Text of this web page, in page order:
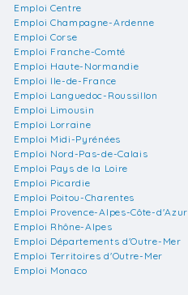
Emploi Centre
Emploi Champagne-Ardenne
Emploi Corse
Emploi Franche-Comté
Emploi Haute-Normandie
Emploi Ile-de-France
Emploi Languedoc-Roussillon
Emploi Limousin
Emploi Lorraine
Emploi Midi-Pyrénées
Emploi Nord-Pas-de-Calais
Emploi Pays de la Loire
Emploi Picardie
Emploi Poitou-Charentes
Emploi Provence-Alpes-Côte-d'Azur
Emploi Rhône-Alpes
Emploi Départements d'Outre-Mer
Emploi Territoires d'Outre-Mer
Emploi Monaco